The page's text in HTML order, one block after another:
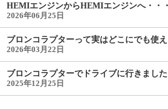
HEMIエンジンからHEMIエンジンへ・・・
2026年06月25日
ブロンコラプターって実はどこにでも使え
2026年03月22日
ブロンコラプターでドライブに行きました
2025年12月25日